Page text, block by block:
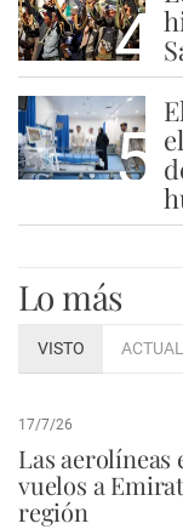
4
5
Lo más
VISTO ACTUAL
17/7/26
Las aerolíneas
vuelos a
región